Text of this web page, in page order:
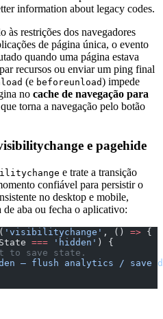
information about legacy codes.
às restrições dos navegadores
de página única, o evento
quando uma página estava
recursos ou enviar um ping final
(e beforeunload) impede
no cache de navegação para
torna a navegação pelo botão
e pagehide
e trate a transição
confiável para persistir o
no desktop e mobile,
aba ou fecha o aplicativo:
( 'visibilitychange' , () => {
=== 'hidden' ) {
to save state.
— flush analytics / save